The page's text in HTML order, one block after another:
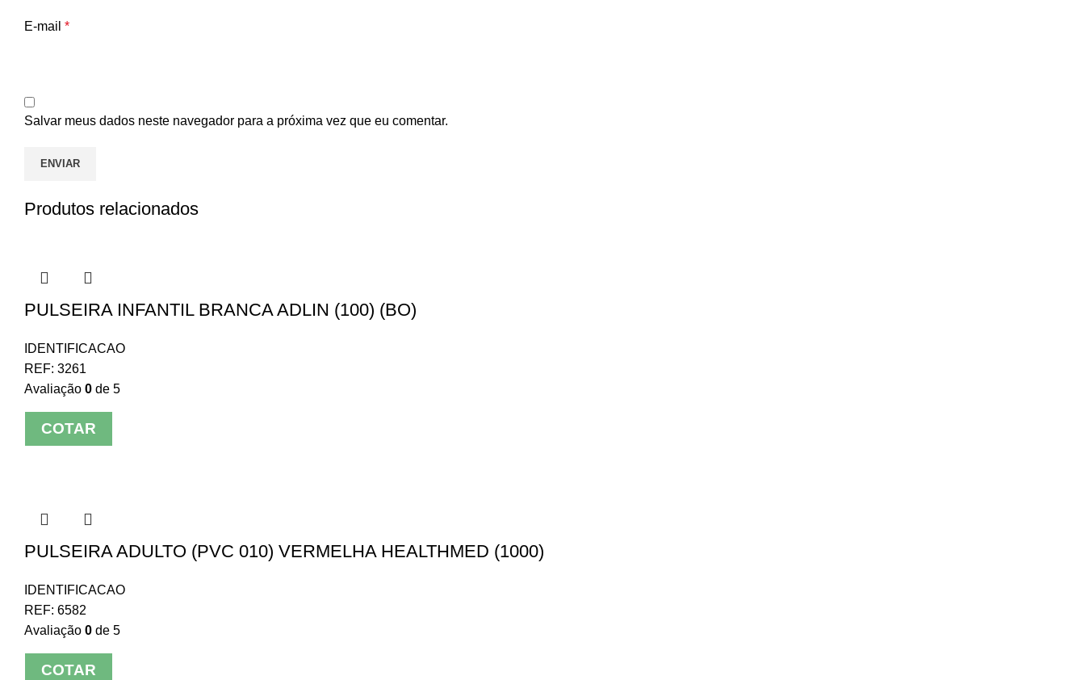
E-mail *
Salvar meus dados neste navegador para a próxima vez que eu comentar.
Produtos relacionados
PULSEIRA INFANTIL BRANCA ADLIN (100) (BO)
IDENTIFICACAO
REF: 3261
Avaliação 0 de 5
COTAR
PULSEIRA ADULTO (PVC 010) VERMELHA HEALTHMED (1000)
IDENTIFICACAO
REF: 6582
Avaliação 0 de 5
COTAR